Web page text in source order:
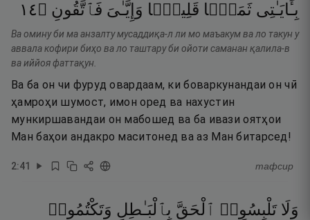
بِـَٔايَـٰتِى ثَمَنًۭا قَلِيلًۭا وَإِيَّـٰىَ فَٱتَّقُونِ ۝٤١
Ва омину би ма анзалту мусаддиқа-л ли мо маъакум ва ло такун у
аввала кофири биҳо ва ло таштару би ойоти саманан қалила-в
ва иййоя фаттақун.
Ва ба он чи фуруд овардаам, ки боваркунандаи он чӣ
ҳамроҳи шумост, имон оред ва нахустин
мункиршавандаи он мабошед ва ба ивази оятҳои
Ман баҳои андакро маситонед ва аз Ман битарсед!
2:41 тафсир
وَلَا تَلْبِسُوا۟ ٱلْحَقَّ بِٱلْبَـٰطِلِ وَتَكْتُمُوا۟